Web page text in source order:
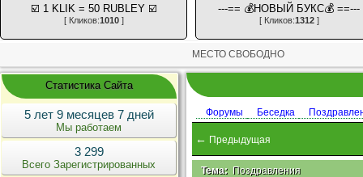
☑️ 1 KLIK = 50 RUBLEY ☑️
[ Кликов:1010]
---== 💰НОВЫЙ БУКС💰 ==---
[ Кликов:1312]
МЕСТО СВОБОДНО
Статистика Сайта
5 лет 9 месяцев 7 дней
Мы работаем
3 299
Всего Зарегистрированных
Форумы Беседка
← Предыдущая
Тема: Поздравления